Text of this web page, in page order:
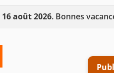
16 août 2026. Bonnes